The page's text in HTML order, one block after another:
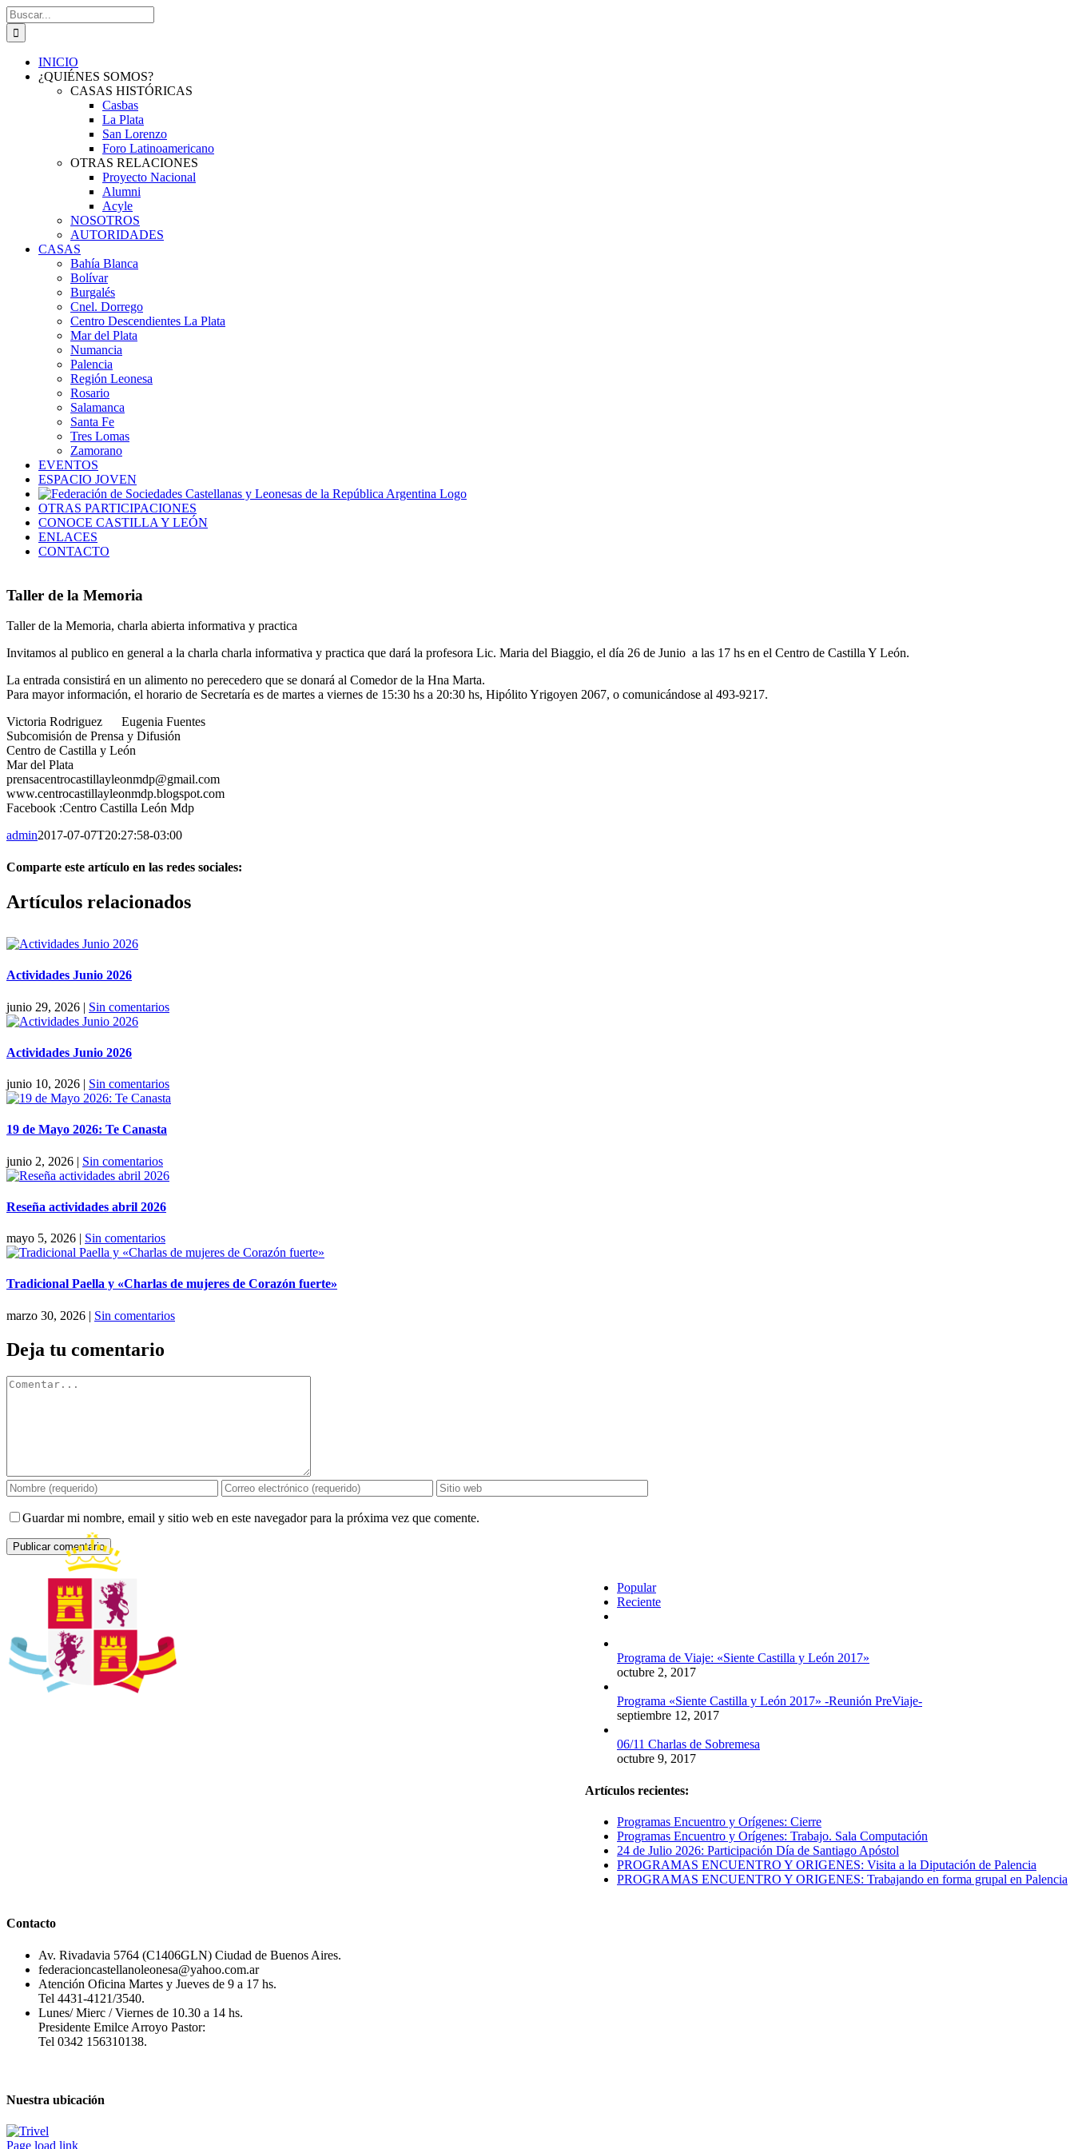
Saltar
al
contenido
Buscar:
INICIO
¿QUIÉNES SOMOS?
CASAS HISTÓRICAS
Casbas
La Plata
San Lorenzo
Foro Latinoamericano
OTRAS RELACIONES
Proyecto Nacional
Alumni
Acyle
NOSOTROS
AUTORIDADES
CASAS
Bahía Blanca
Bolívar
Burgalés
Cnel. Dorrego
Centro Descendientes La Plata
Mar del Plata
Numancia
Palencia
Región Leonesa
Rosario
Salamanca
Santa Fe
Tres Lomas
Zamorano
EVENTOS
ESPACIO JOVEN
OTRAS PARTICIPACIONES
CONOCE CASTILLA Y LEÓN
ENLACES
CONTACTO
Taller de la Memoria
Taller de la Memoria, charla abierta informativa y practica
Invitamos al publico en general a la charla charla informativa y practica que dará la profesora Lic. Maria del Biaggio, el día 26 de Junio a las 17 hs en el Centro de Castilla Y León.
La entrada consistirá en un alimento no perecedero que se donará al Comedor de la Hna Marta.
Para mayor información, el horario de Secretaría es de martes a viernes de 15:30 hs a 20:30 hs, Hipólito Yrigoyen 2067, o comunicándose al 493-9217.
Victoria Rodriguez Eugenia Fuentes
Subcomisión de Prensa y Difusión
Centro de Castilla y León
Mar del Plata
prensacentrocastillayleonmdp@gmail.com
www.centrocastillayleonmdp.blogspot.com
Facebook :Centro Castilla León Mdp
admin2017-07-07T20:27:58-03:00
Comparte este artículo en las redes sociales:
Facebook
X
Reddit
LinkedIn
Pinterest
Vk
Artículos relacionados
Actividades Junio 2026
junio 29, 2026 | Sin comentarios
Actividades Junio 2026
junio 10, 2026 | Sin comentarios
19 de Mayo 2026: Te Canasta
junio 2, 2026 | Sin comentarios
Reseña actividades abril 2026
mayo 5, 2026 | Sin comentarios
Tradicional Paella y «Charlas de mujeres de Corazón fuerte»
marzo 30, 2026 | Sin comentarios
Deja tu comentario
Comentar
Guardar mi nombre, email y sitio web en este navegador para la próxima vez que comente.
Popular
Reciente
Programa de Viaje: «Siente Castilla y León 2017»
octubre 2, 2017
Programa «Siente Castilla y León 2017» -Reunión PreViaje-
septiembre 12, 2017
06/11 Charlas de Sobremesa
octubre 9, 2017
Artículos recientes:
Programas Encuentro y Orígenes: Cierre
Programas Encuentro y Orígenes: Trabajo. Sala Computación
24 de Julio 2026: Participación Día de Santiago Apóstol
PROGRAMAS ENCUENTRO Y ORIGENES: Visita a la Diputación de Palencia
PROGRAMAS ENCUENTRO Y ORIGENES: Trabajando en forma grupal en Palencia
Contacto
Av. Rivadavia 5764 (C1406GLN) Ciudad de Buenos Aires.
federacioncastellanoleonesa@yahoo.com.ar
Atención Oficina Martes y Jueves de 9 a 17 hs.
Tel 4431-4121/3540.
Lunes/ Mierc / Viernes de 10.30 a 14 hs.
Presidente Emilce Arroyo Pastor:
Tel 0342 156310138.
Nuestra ubicación
Page load link